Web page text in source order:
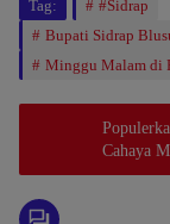
Tag:
#Sidrap
Bupati Sidrap
Minggu Malam di
Cahaya